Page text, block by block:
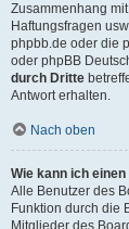
Zusammenhang
Haftungsfragen
phpbb.de oder die
oder phpBB
durch Dritte
Antwort erhalten.
Nach oben
Wie kann ich
Alle Benutzer des
Funktion durch die
Mitglieder des